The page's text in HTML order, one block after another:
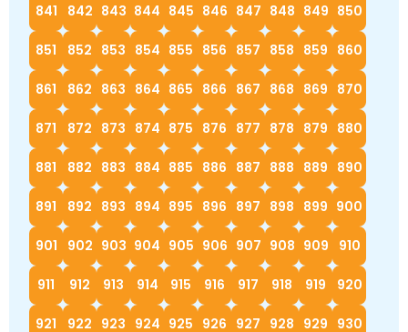
841 842 843 844 845 846 847 848 849 850
851 852 853 854 855 856 857 858 859 860
861 862 863 864 865 866 867 868 869 870
871 872 873 874 875 876 877 878 879 880
881 882 883 884 885 886 887 888 889 890
891 892 893 894 895 896 897 898 899 900
901 902 903 904 905 906 907 908 909 910
911 912 913 914 915 916 917 918 919 920
921 922 923 924 925 926 927 928 929 930